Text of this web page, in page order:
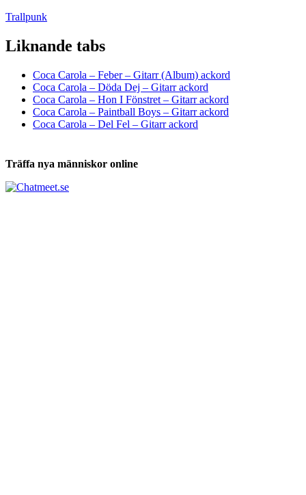
Trallpunk
Liknande tabs
Coca Carola – Feber – Gitarr (Album) ackord
Coca Carola – Döda Dej – Gitarr ackord
Coca Carola – Hon I Fönstret – Gitarr ackord
Coca Carola – Paintball Boys – Gitarr ackord
Coca Carola – Del Fel – Gitarr ackord
Träffa nya människor online